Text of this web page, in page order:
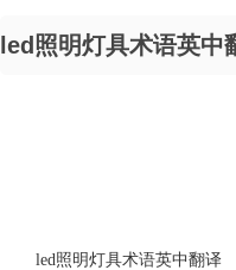
led照明灯具术语英
led照明灯具术语英中翻译